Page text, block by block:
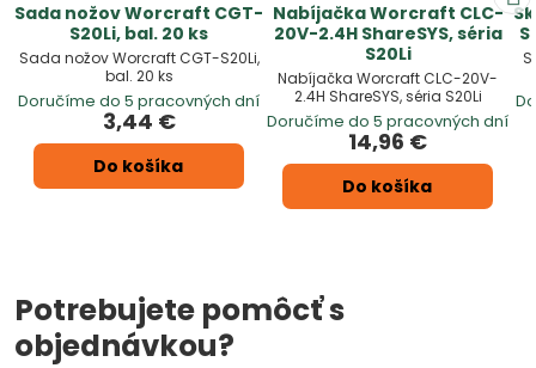
Sada nožov Worcraft CGT-
S20Li, bal. 20 ks
Sada nožov Worcraft CGT-S20Li,
bal. 20 ks
Doručíme do 5 pracovných dní
3,44 €
Do košíka
Nabíjačka Worcraft CLC-
20V-2.4H ShareSYS, séria
S20Li
Nabíjačka Worcraft CLC-20V-
2.4H ShareSYS, séria S20Li
Doručíme do 5 pracovných dní
14,96 €
Do košíka
Potrebujete pomôcť s
objednávkou?